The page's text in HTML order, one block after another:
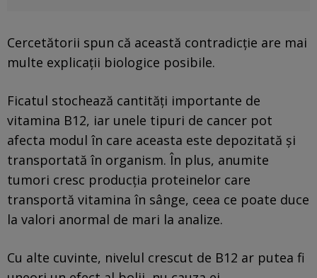
Cercetătorii spun că această contradicție are mai
multe explicații biologice posibile.
Ficatul stochează cantități importante de
vitamina B12, iar unele tipuri de cancer pot
afecta modul în care aceasta este depozitată și
transportată în organism. În plus, anumite
tumori cresc producția proteinelor care
transportă vitamina în sânge, ceea ce poate duce
la valori anormal de mari la analize.
Cu alte cuvinte, nivelul crescut de B12 ar putea fi